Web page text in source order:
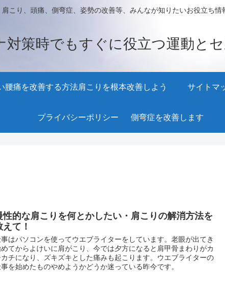
こり、頭痛、側弯症、姿勢の改善等、みんなが知りたいお役立ち情
対策時でもすぐに役立つ運動と
腰痛を改善する方法肩こりを根本改善しよう サイトマ
プライバシーポリシー 側弯症を改善します
性的な肩こりを何とかしたい・肩こりの解消方法を
えて！
はパソコンを使ってウエブライターをしています。老眼が出てき
てからよけいに肩がこり、今では夕方になると肩甲骨まわりがカ
チになり、ズキズキとした痛みも起こります。ウエブライターの
を始めたものやめようかどうか迷っている昨今です。